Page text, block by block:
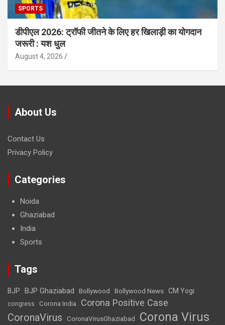
SPORTS
डीपीएल 2026: ट्रॉफी जीतने के लिए हर खिलाड़ी का योगदान
जरूरी : यश धुल
August 4, 2026
About Us
Contact Us
Privacy Policy
Categories
Noida
Ghaziabad
India
Sports
Tags
BJP BJP Ghaziabad Bollywood Bollywood News CM Yogi
congress Corona India Corona Positive Case
CoronaVirus CoronaVirusGhaziabad
Corona Virus